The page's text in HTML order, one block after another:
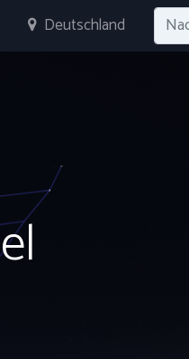
Deutschland